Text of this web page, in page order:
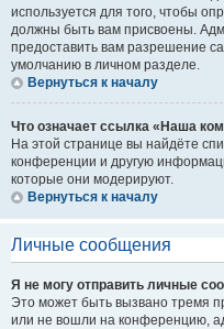
используется для того, чтобы
должны быть вам присвоены.
предоставить вам разрешение
умолчанию в личном разделе.
Вернуться к началу
Что означает ссылка «Наша
На этой странице вы найдёте
конференции и другую
которые они модерируют.
Вернуться к началу
Личные сообщения
Я не могу отправить личные
Это может быть вызвано тремя
или не вошли на конференцию,